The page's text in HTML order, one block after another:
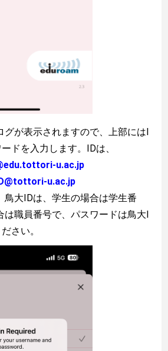
グが表示されますので、上部にはI
ドを入力します。IDは、
u.ac.jp
u.ac.jp
鳥大IDは、学生の場合は学生番
は職員番号で、パスワードは鳥大I
さい。